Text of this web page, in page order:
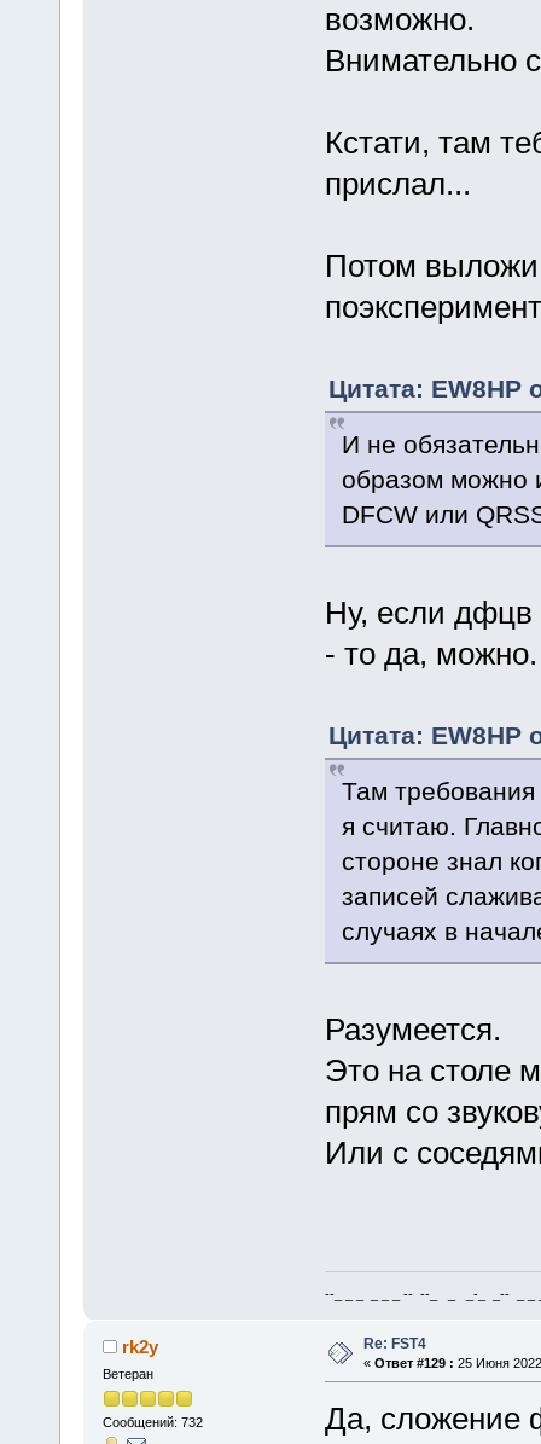
возможно.
Внимательно
Кстати, там
прислал...
Потом выложи
Цитата: EW8HP
И не
образом можно
DFCW или
Ну, если дфцв
- то да, можно.
Цитата: EW8HP
Там
я считаю.
стороне знал
записей
случаях в
Разумеется.
Это на столе
прям со
Или с
--_ _ _ _ _ _ -- --_ _ _-_ _-- _ _
rk2y
Ветеран
Сообщений: 732
Re: FST4
« Ответ #129 : 25 Июня
Да, сложение